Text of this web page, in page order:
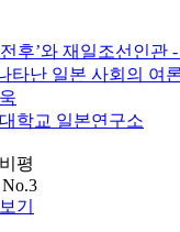
후’와 재일조선인관
타난 일본 사회의 여
학교 일본연구소
평
기